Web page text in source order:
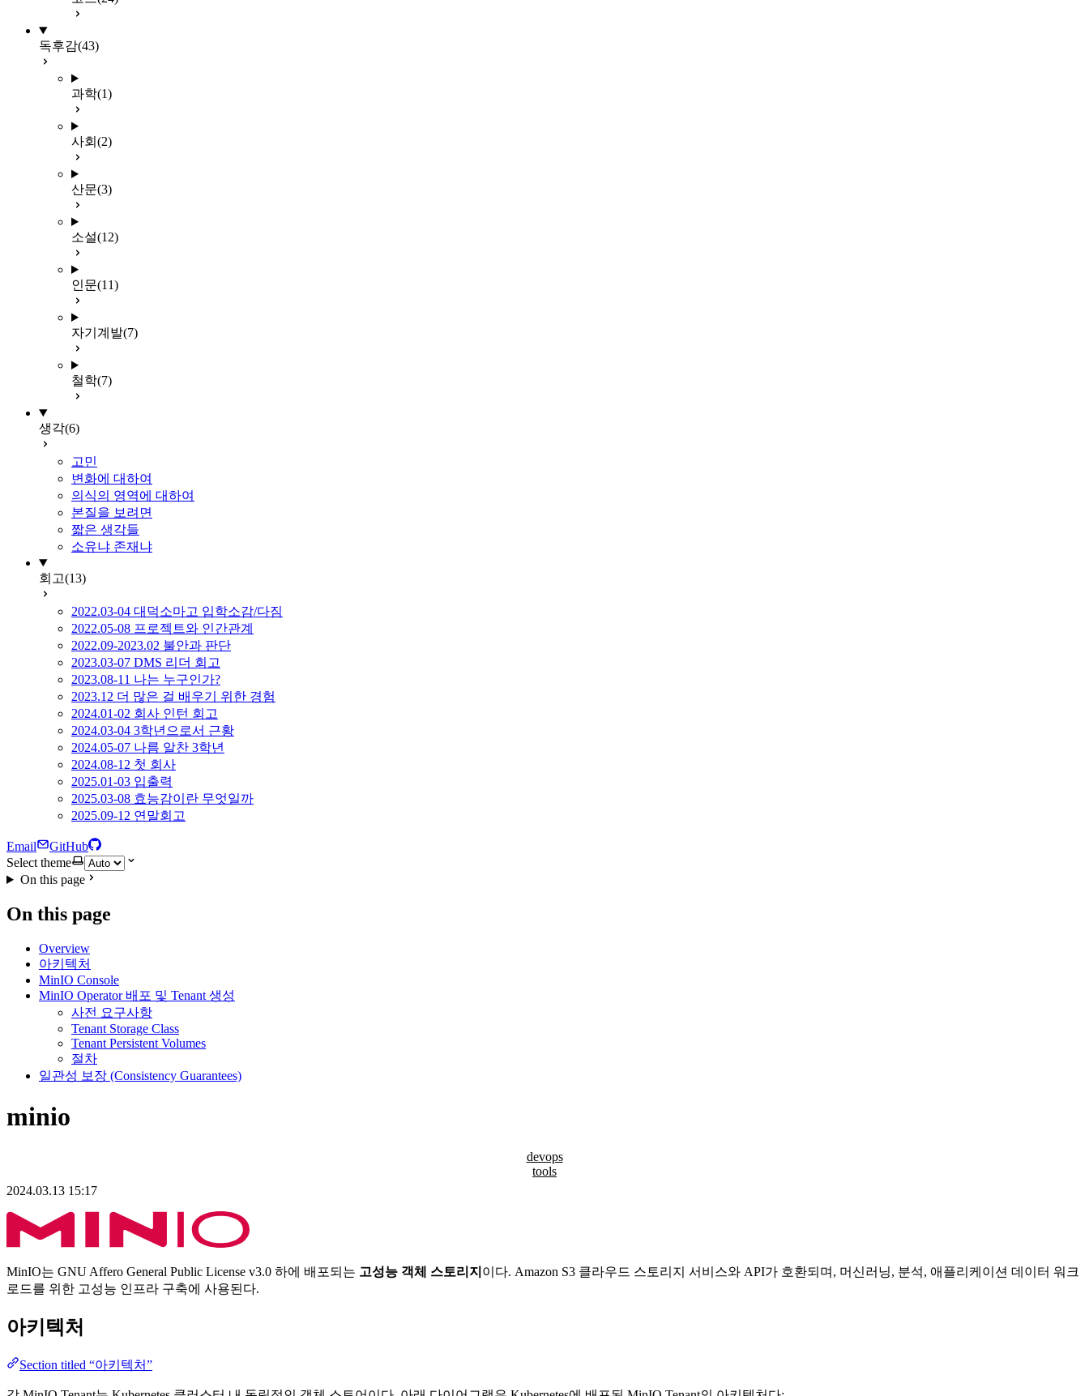
독후감(43)
과학(1)
사회 (2)
산문(3)
소설(12)
인문(11)
자기계발(7)
철학(7)
생각(6)
고민
변화에 대하여
의식의 영역에 대하여
본질을 보려면
짧은 생각들
소유냐 존재냐
회고(13)
2022.03-04 대덕소마고 입학소감/다짐
2022.05-08 프로젝트와 인간관계
2022.09-2023.02 불안과 판단
2023.03-07 DMS 리더 회고
2023.08-11 나는 누구인가?
2023.12 더 많은 걸 배우기 위한 경험
2024.01-02 회사 인턴 회고
2024.03-04 3학년으로서 근황
2024.05-07 나름 알찬 3학년
2024.08-12 첫 회사
2025.01-03 입출력
2025.03-08 효능감이란 무엇일까
2025.09-12 연말회고
Email
GitHub
Select theme
On this page
On this page
Overview
아키텍처
MinIO Console
MinIO Operator 배포 및 Tenant 생성
사전 요구사항
Tenant Storage Class
Tenant Persistent Volumes
절차
일관성 보장 (Consistency Guarantees)
minio
devops
tools
2024.03.13 15:17
MinIO는 GNU Affero General Public License v3.0 하에 배포되는 고성능 객체 스토리지 이다. Amazon S3 클라우드 스토리지 서비스와 API가 호환되며, 머신러닝, 분석, 애플리케이션 데이터 워크
로드를 위한 고성능 인프라 구축에 사용된다.
아키텍처
Section titled “아키텍처”